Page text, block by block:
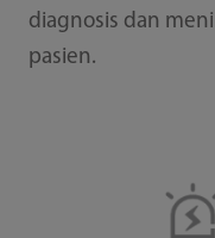
diagnosis dan
pasien.